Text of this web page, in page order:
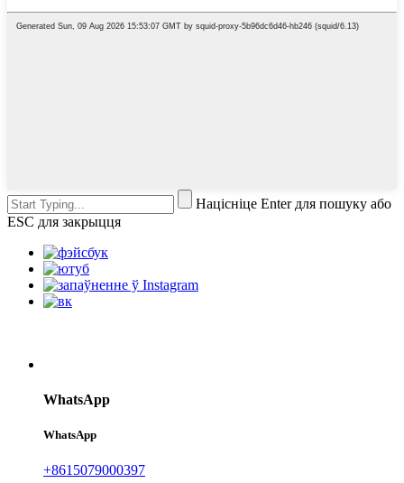
Націсніце Enter для пошуку або
ESC для закрыцця
WhatsApp
WhatsApp
+8615079000397